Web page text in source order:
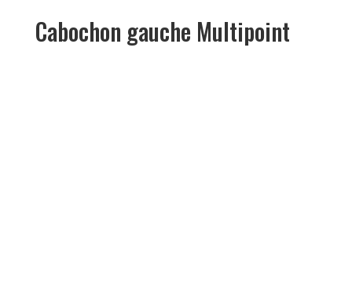
Cabochon gauche Multipoint